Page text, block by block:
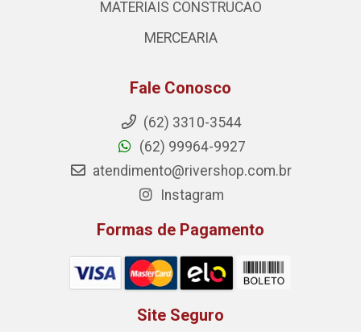
MATERIAIS CONSTRUCAO
MERCEARIA
Fale Conosco
(62) 3310-3544
(62) 99964-9927
atendimento@rivershop.com.br
Instagram
Formas de Pagamento
Site Seguro